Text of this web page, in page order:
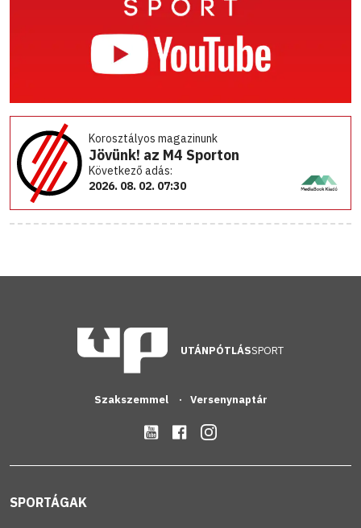
Korosztályos magazinunk
Jövünk! az M4 Sporton
Következő adás:
2026. 08. 02. 07:30
UTÁNPÓTLÁSSPORT
Szakszemmel Versenynaptár
SPORTÁGAK